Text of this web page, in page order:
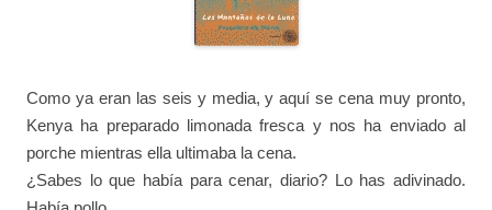
Como ya eran las seis y media, y aquí se cena muy pronto,
Kenya ha preparado limonada fresca y nos ha enviado al
porche mientras ella ultimaba la cena.
¿Sabes lo que había para cenar, diario? Lo has adivinado.